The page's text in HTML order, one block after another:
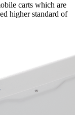
carts which are
higher standard of